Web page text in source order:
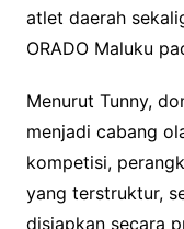
atlet daerah
ORADO Maluku
Menurut Tunny,
menjadi cabang
kompetisi,
yang terstruktur,
disiapkan secara